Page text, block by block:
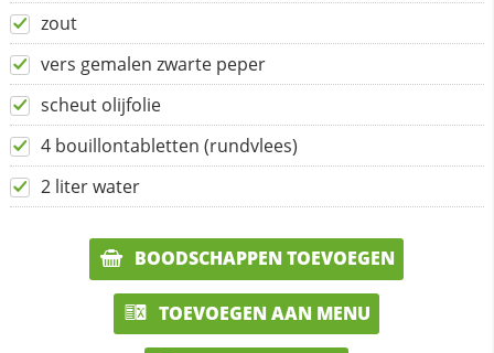
zout
vers gemalen zwarte peper
scheut olijfolie
4 bouillontabletten (rundvlees)
2 liter water
BOODSCHAPPEN TOEVOEGEN
TOEVOEGEN AAN MENU